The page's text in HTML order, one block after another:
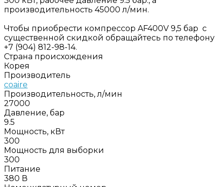
производительность 45000 л/мин.
Чтобы приобрести компрессор AF400V 9,5 бар с
существенной скидкой обращайтесь по телефону
+7 (904) 812-98-14.
Страна происхождения
Корея
Производитель
coaire
Производительность, л/мин
27000
Давление, бар
9.5
Мощность, кВт
300
Мощность для выборки
300
Питание
380 В